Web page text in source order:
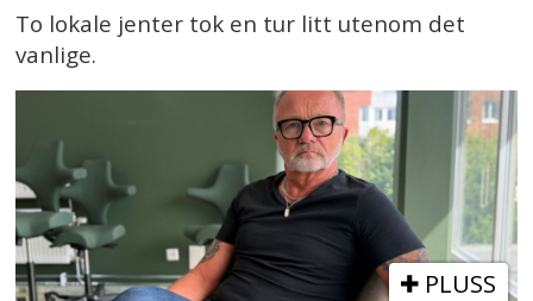
To lokale jenter tok en tur litt utenom det
vanlige.
PLUSS